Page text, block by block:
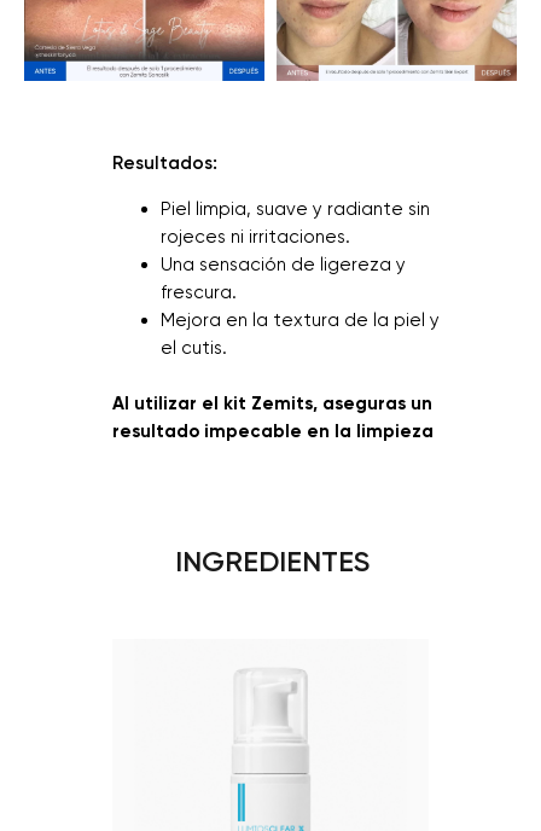
Resultados:
Piel limpia, suave y radiante sin
rojeces ni irritaciones.
Una sensación de ligereza y
frescura.
Mejora en la textura de la piel y
el cutis.
Al utilizar el kit Zemits, aseguras un
resultado impecable en la limpieza
INGREDIENTES